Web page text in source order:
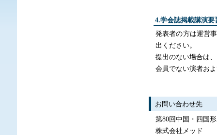
4.学会誌掲載講演要
発表者の方は運営
出ください。
提出のない場合は
会員でない演者お
お問い合わせ先
第80回中国・四国
株式会社メッド